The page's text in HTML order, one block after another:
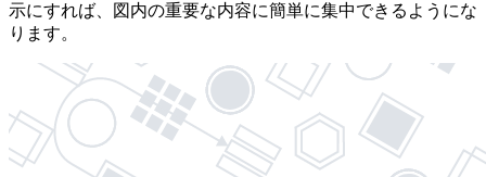
示にすれば、図内の重要な内容に簡単に集中できるようにな
ります。